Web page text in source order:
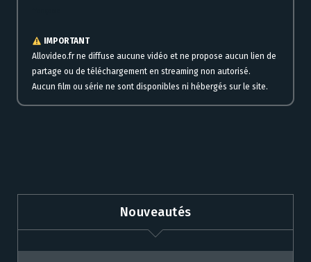
IMPORTANT
Allovideo.fr ne diffuse aucune vidéo et ne propose aucun lien de
partage ou de téléchargement en streaming non autorisé.
Aucun film ou série ne sont disponibles ni hébergés sur le site.
Nouveautés